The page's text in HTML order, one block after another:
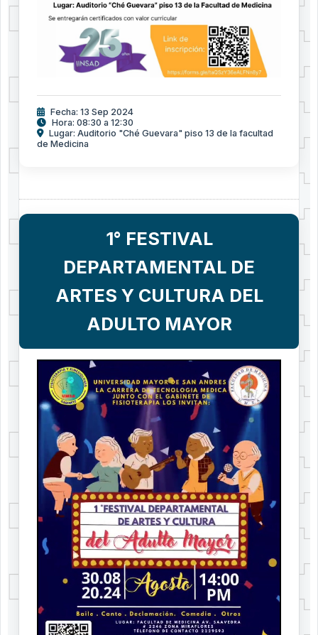
Fecha: 13 Sep 2024
Hora: 08:30 a 12:30
Lugar: Auditorio "Ché Guevara" piso 13 de la facultad
de Medicina
1° FESTIVAL
DEPARTAMENTAL DE
ARTES Y CULTURA DEL
ADULTO MAYOR